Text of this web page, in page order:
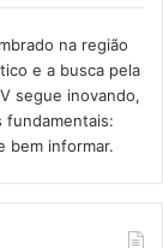
na região
e a busca pela
segue inovando,
fundamentais:
bem informar.​